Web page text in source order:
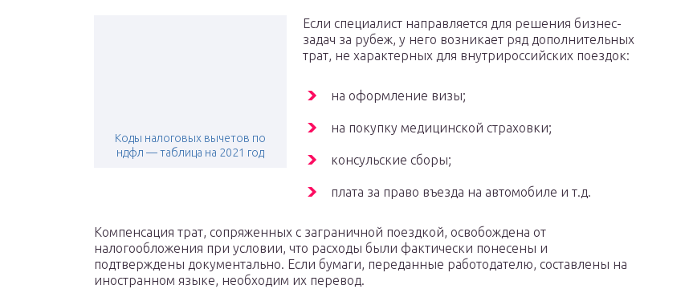
Коды налоговых вычетов по
ндфл — таблица на 2021 год
Если специалист направляется для решения бизнес-
задач за рубеж, у него возникает ряд дополнительных
трат, не характерных для внутрироссийских поездок:
на оформление визы;
на покупку медицинской страховки;
консульские сборы;
плата за право въезда на автомобиле и т.д.
Компенсация трат, сопряженных с заграничной поездкой, освобождена от
налогообложения при условии, что расходы были фактически понесены и
подтверждены документально. Если бумаги, переданные работодателю, составлены на
иностранном языке, необходим их перевод.